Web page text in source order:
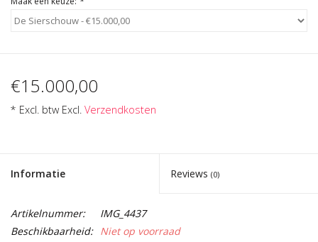
€15.000,00
* Excl. btw Excl. Verzendkosten
Informatie Reviews (0)
Artikelnummer:
IMG_4437
Beschikbaarheid: Niet op voorraad